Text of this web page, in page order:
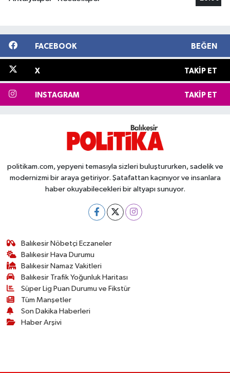
FACEBOOK BEĞEN
X TAKIP ET
INSTAGRAM TAKIP ET
politikam.com, yepyeni temasıyla sizleri buluştururken, sadelik ve
modernizmi bir araya getiriyor. Şatafattan kaçınıyor ve insanlara
haber okuyabilecekleri bir altyapı sunuyor.
Balıkesir Nöbetçi Eczaneler
Balıkesir Hava Durumu
Balıkesir Namaz Vakitleri
Balıkesir Trafik Yoğunluk Haritası
Süper Lig Puan Durumu ve Fikstür
Tüm Manşetler
Son Dakika Haberleri
Haber Arşivi